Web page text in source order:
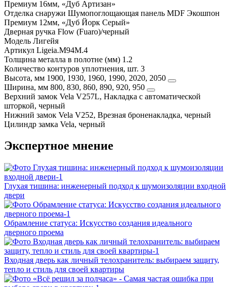
Премиум 16мм, «Дуб Артизан»
Отделка снаружи Шумопоглощающая панель MDF Экошпон
Премиум 12мм, «Дуб Йорк Серый»
Дверная ручка Flow (Fuaro)/черный
Модель Лигейя
Артикул Ligeia.M94M.4
Толщина металла в полотне (мм) 1.2
Количество контуров уплотнения, шт. 3
Высота, мм 1900, 1930, 1960, 1990, 2020, 2050
Ширина, мм 800, 830, 860, 890, 920, 950
Верхний замок Vela V257L, Накладка с автоматической
шторкой, черный
Нижний замок Vela V252, Врезная броненакладка, черный
Цилиндр замка Vela, черный
Экспертное мнение
Глухая тишина: инженерный подход к шумоизоляции входной
двери
Обрамление статуса: Искусство создания идеального
дверного проема
Входная дверь как личный телохранитель: выбираем защиту,
тепло и стиль для своей квартиры